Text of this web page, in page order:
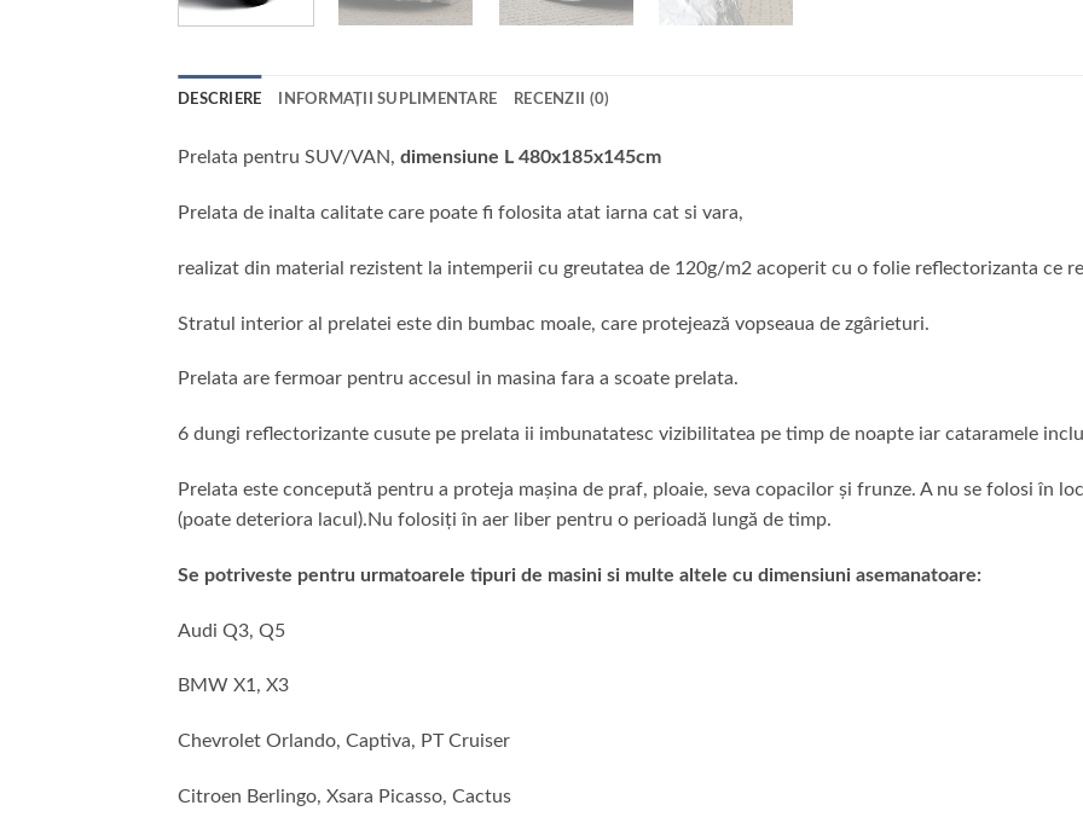
DESCRIERE INFORMAȚII SUPLIMENTARE RECENZII (0)
Prelata pentru SUV/VAN, dimensiune L 480x185x145cm
Prelata de inalta calitate care poate fi folosita atat iarna cat si vara,
realizat din material rezistent la intemperii cu greutatea de 120g/m2 acoperit cu o folie reflectorizanta ce
Stratul interior al prelatei este din bumbac moale, care protejează vopseaua de zgârieturi.
Prelata are fermoar pentru accesul in masina fara a scoate prelata.
6 dungi reflectorizante cusute pe prelata ii imbunatatesc vizibilitatea pe timp de noapte iar cataramele
Prelata este concepută pentru a proteja mașina de praf, ploaie, seva copacilor și frunze. A nu se folosi în
(poate deteriora lacul).Nu folosiți în aer liber pentru o perioadă lungă de timp.
Se potriveste pentru urmatoarele tipuri de masini si multe altele cu dimensiuni asemanatoare:
Audi Q3, Q5
BMW X1, X3
Chevrolet Orlando, Captiva, PT Cruiser
Citroen Berlingo, Xsara Picasso, Cactus